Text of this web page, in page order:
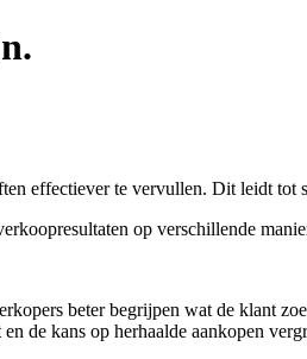
effectiever te vervullen. Dit leidt tot
op verschillende
begrijpen wat de klant zoekt
de kans op herhaalde aankopen